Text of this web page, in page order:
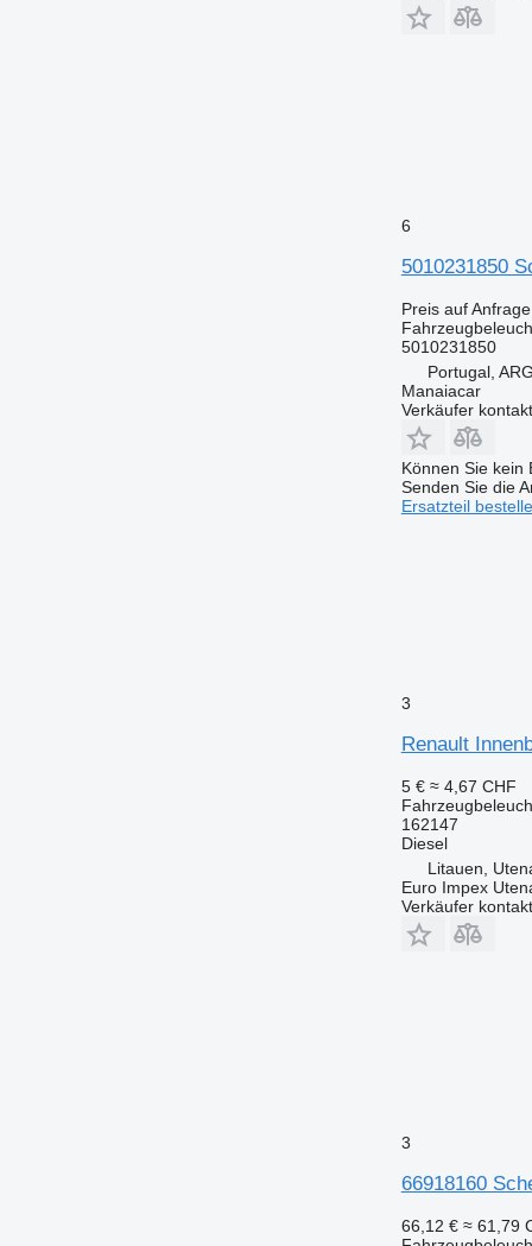
6
5010231850
Preis auf Anfrage
5010231850
Portugal,
Manaiacar
Verkäufer
Können Sie kein
Senden Sie die
Ersatzteil
3
Renault
5 € ≈ 4,67 CHF
162147
Diesel
Litauen,
Euro Impex
Verkäufer
3
66918160
66,12 € ≈ 61,79